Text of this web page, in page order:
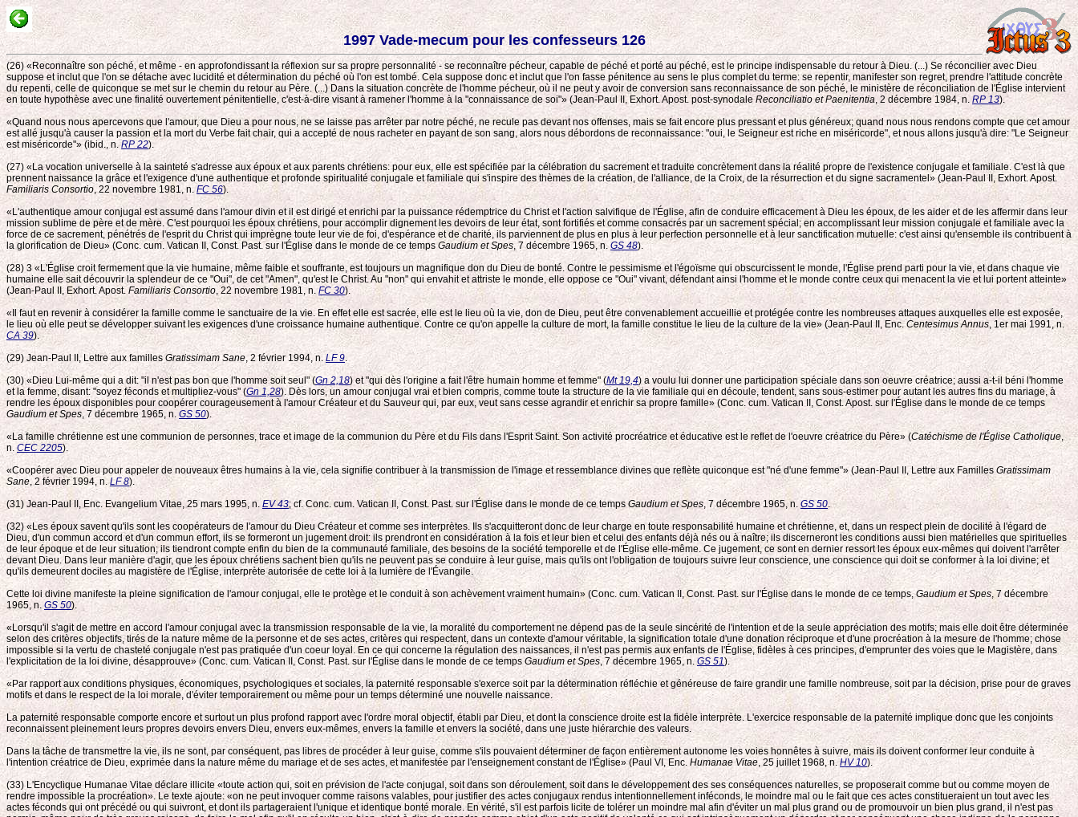
1997 Vade-mecum pour les confesseurs 126
(26) «Reconnaître son péché, et même - en approfondissant la réflexion sur sa propre personnalité - se reconnaître pécheur, capable de péché et porté au péché, est le principe indispensable du retour à Dieu. (...) Se réconcilier avec Dieu
suppose et inclut que l'on se détache avec lucidité et détermination du péché où l'on est tombé. Cela suppose donc et inclut que l'on fasse pénitence au sens le plus complet du terme: se repentir, manifester son regret, prendre l'attitude concrète
du repenti, celle de quiconque se met sur le chemin du retour au Père. (...) Dans la situation concrète de l'homme pécheur, où il ne peut y avoir de conversion sans reconnaissance de son péché, le ministère de réconciliation de l'Église intervient
en toute hypothèse avec une finalité ouvertement pénitentielle, c'est-à-dire visant à ramener l'homme à la "connaissance de soi"» (Jean-Paul II, Exhort. Apost. post-synodaleReconciliatio et Paenitentia, 2 décembre 1984, n. RP 13).
«Quand nous nous apercevons que l'amour, que Dieu a pour nous, ne se laisse pas arrêter par notre péché, ne recule pas devant nos offenses, mais se fait encore plus pressant et plus généreux; quand nous nous rendons compte que cet amour
est allé jusqu'à causer la passion et la mort du Verbe fait chair, qui a accepté de nous racheter en payant de son sang, alors nous débordons de reconnaissance: "oui, le Seigneur est riche en miséricorde", et nous allons jusqu'à dire: "Le Seigneur
est miséricorde"» (ibid., n.RP 22).
(27) «La vocation universelle à la sainteté s'adresse aux époux et aux parents chrétiens: pour eux, elle est spécifiée par la célébration du sacrement et traduite concrètement dans la réalité propre de l'existence conjugale et familiale. C'est là que
prennent naissance la grâce et l'exigence d'une authentique et profonde spiritualité conjugale et familiale qui s'inspire des thèmes de la création, de l'alliance, de la Croix, de la résurrection et du signe sacramentel» (Jean-Paul II, Exhort. Apost.
Familiaris Consortio, 22 novembre 1981, n.FC 56).
«L'authentique amour conjugal est assumé dans l'amour divin et il est dirigé et enrichi par la puissance rédemptrice du Christ et l'action salvifique de l'Église, afin de conduire efficacement à Dieu les époux, de les aider et de les affermir dans leur
mission sublime de père et de mère. C'est pourquoi les époux chrétiens, pour accomplir dignement les devoirs de leur état, sont fortifiés et comme consacrés par un sacrement spécial; en accomplissant leur mission conjugale et familiale avec la
force de ce sacrement, pénétrés de l'esprit du Christ qui imprègne toute leur vie de foi, d'espérance et de charité, ils parviennent de plus en plus à leur perfection personnelle et à leur sanctification mutuelle: c'est ainsi qu'ensemble ils contribuent à
la glorification de Dieu» (Conc. cum. Vatican II, Const. Past. sur l'Église dans le monde de ce tempsGaudium et Spes, 7 décembre 1965, n.GS 48).
(28) 3 «L'Église croit fermement que la vie humaine, même faible et souffrante, est toujours un magnifique don du Dieu de bonté. Contre le pessimisme et l'égoïsme qui obscurcissent le monde, l'Église prend parti pour la vie, et dans chaque vie
humaine elle sait découvrir la splendeur de ce "Oui", de cet "Amen", qu'est le Christ. Au "non" qui envahit et attriste le monde, elle oppose ce "Oui" vivant, défendant ainsi l'homme et le monde contre ceux qui menacent la vie et lui portent atteinte»
(Jean-Paul II, Exhort. Apost.Familiaris Consortio, 22 novembre 1981, n. FC 30).
«Il faut en revenir à considérer la famille comme le sanctuaire de la vie. En effet elle est sacrée, elle est le lieu où la vie, don de Dieu, peut être convenablement accueillie et protégée contre les nombreuses attaques auxquelles elle est exposée,
le lieu où elle peut se développer suivant les exigences d'une croissance humaine authentique. Contre ce qu'on appelle la culture de mort, la famille constitue le lieu de la culture de la vie» (Jean-Paul II, Enc.Centesimus Annus, 1er mai 1991, n.
CA 39).
(29) Jean-Paul II, Lettre aux famillesGratissimam Sane, 2 février 1994, n. LF 9.
(30) «Dieu Lui-même qui a dit: "il n'est pas bon que l'homme soit seul" (Gn 2,18) et "qui dès l'origine a fait l'être humain homme et femme" (Mt 19,4) a voulu lui donner une participation spéciale dans son oeuvre créatrice; aussi a-t-il béni l'homme
et la femme, disant: "soyez féconds et multipliez-vous" (Gn 1,28). Dès lors, un amour conjugal vrai et bien compris, comme toute la structure de la vie familiale qui en découle, tendent, sans sous-estimer pour autant les autres fins du mariage, à
rendre les époux disponibles pour coopérer courageusement à l'amour Créateur et du Sauveur qui, par eux, veut sans cesse agrandir et enrichir sa propre famille» (Conc. cum. Vatican II, Const. Apost. sur l'Église dans le monde de ce temps
Gaudium et Spes, 7 décembre 1965, n. GS 50).
«La famille chrétienne est une communion de personnes, trace et image de la communion du Père et du Fils dans l'Esprit Saint. Son activité procréatrice et éducative est le reflet de l'oeuvre créatrice du Père» (Catéchisme de l'Église Catholique,
n. CEC 2205).
«Coopérer avec Dieu pour appeler de nouveaux êtres humains à la vie, cela signifie contribuer à la transmission de l'image et ressemblance divines que reflète quiconque est "né d'une femme"» (Jean-Paul II, Lettre aux FamillesGratissimam
Sane, 2 février 1994, n.LF 8).
(31) Jean-Paul II, Enc. Evangelium Vitae, 25 mars 1995, n. EV 43; cf. Conc. cum. Vatican II, Const. Past. sur l'Église dans le monde de ce tempsGaudium et Spes, 7 décembre 1965, n. GS 50.
(32) «Les époux savent qu'ils sont les coopérateurs de l'amour du Dieu Créateur et comme ses interprètes. Ils s'acquitteront donc de leur charge en toute responsabilité humaine et chrétienne, et, dans un respect plein de docilité à l'égard de
Dieu, d'un commun accord et d'un commun effort, ils se formeront un jugement droit: ils prendront en considération à la fois et leur bien et celui des enfants déjà nés ou à naître; ils discerneront les conditions aussi bien matérielles que spirituelles
de leur époque et de leur situation; ils tiendront compte enfin du bien de la communauté familiale, des besoins de la société temporelle et de l'Église elle-même. Ce jugement, ce sont en dernier ressort les époux eux-mêmes qui doivent l'arrêter
devant Dieu. Dans leur manière d'agir, que les époux chrétiens sachent bien qu'ils ne peuvent pas se conduire à leur guise, mais qu'ils ont l'obligation de toujours suivre leur conscience, une conscience qui doit se conformer à la loi divine; et
qu'ils demeurent dociles au magistère de l'Église, interprète autorisée de cette loi à la lumière de l'Évangile.
Cette loi divine manifeste la pleine signification de l'amour conjugal, elle le protège et le conduit à son achèvement vraiment humain» (Conc. cum. Vatican II, Const. Past. sur l'Église dans le monde de ce temps,Gaudium et Spes, 7 décembre
1965, n. GS 50).
«Lorsqu'il s'agit de mettre en accord l'amour conjugal avec la transmission responsable de la vie, la moralité du comportement ne dépend pas de la seule sincérité de l'intention et de la seule appréciation des motifs; mais elle doit être déterminée
selon des critères objectifs, tirés de la nature même de la personne et de ses actes, critères qui respectent, dans un contexte d'amour véritable, la signification totale d'une donation réciproque et d'une procréation à la mesure de l'homme; chose
impossible si la vertu de chasteté conjugale n'est pas pratiquée d'un coeur loyal. En ce qui concerne la régulation des naissances, il n'est pas permis aux enfants de l'Église, fidèles à ces principes, d'emprunter des voies que le Magistère, dans
l'explicitation de la loi divine, désapprouve» (Conc. cum. Vatican II, Const. Past. sur l'Église dans le monde de ce tempsGaudium et Spes, 7 décembre 1965, n. GS 51).
«Par rapport aux conditions physiques, économiques, psychologiques et sociales, la paternité responsable s'exerce soit par la détermination réfléchie et généreuse de faire grandir une famille nombreuse, soit par la décision, prise pour de graves
motifs et dans le respect de la loi morale, d'éviter temporairement ou même pour un temps déterminé une nouvelle naissance.
La paternité responsable comporte encore et surtout un plus profond rapport avec l'ordre moral objectif, établi par Dieu, et dont la conscience droite est la fidèle interprète. L'exercice responsable de la paternité implique donc que les conjoints
reconnaissent pleinement leurs propres devoirs envers Dieu, envers eux-mêmes, envers la famille et envers la société, dans une juste hiérarchie des valeurs.
Dans la tâche de transmettre la vie, ils ne sont, par conséquent, pas libres de procéder à leur guise, comme s'ils pouvaient déterminer de façon entièrement autonome les voies honnêtes à suivre, mais ils doivent conformer leur conduite à
l'intention créatrice de Dieu, exprimée dans la nature même du mariage et de ses actes, et manifestée par l'enseignement constant de l'Église» (Paul VI, Enc. Humanae Vitae, 25 juillet 1968, n. HV 10).
(33) L'Encyclique Humanae Vitae déclare illicite «toute action qui, soit en prévision de l'acte conjugal, soit dans son déroulement, soit dans le développement des ses conséquences naturelles, se proposerait comme but ou comme moyen de
rendre impossible la procréation». Le texte ajoute: «on ne peut invoquer comme raisons valables, pour justifier des actes conjugaux rendus intentionnellement inféconds, le moindre mal ou le fait que ces actes constitueraient un tout avec les
actes féconds qui ont précédé ou qui suivront, et dont ils partageraient l'unique et identique bonté morale. En vérité, s'il est parfois licite de tolérer un moindre mal afin d'éviter un mal plus grand ou de promouvoir un bien plus grand, il n'est pas